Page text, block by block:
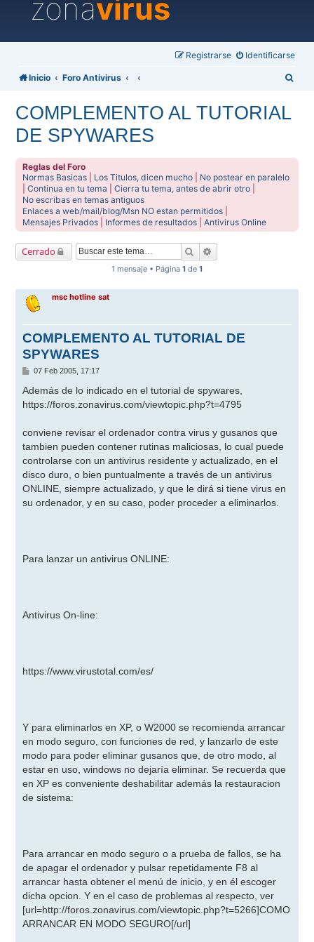
zonavirus
Identificarse
Registrarse
Inicio Foro Antivirus
COMPLEMENTO AL TUTORIAL
DE SPYWARES
Reglas del Foro
Normas Basicas
Los Titulos, dicen mucho
No postear en paralelo
|Continua en tu tema |Cierra tu tema, antes de abrir otro
No escribas en temas antiguos
Enlaces a web/mail/blog/Msn NO estan permitidos
Mensajes Privados
Informes de resultados |Antivirus Online
Cerrado Buscar
1 mensaje • Página 1 de 1
msc hotline sat
COMPLEMENTO AL TUTORIAL DE
SPYWARES
M
n
a
07 Feb 2005, 17:17
Además de lo indicado en el tutorial de spywares,
https://foros.zonavirus.com/viewtopic.php?t=4795
conviene revisar el ordenador contra virus y gusanos que
tambien pueden contener rutinas maliciosas, lo cual puede
controlarse con un antivirus residente y actualizado, en el
disco duro, o bien puntualmente a través de un antivirus
ONLINE, siempre actualizado, y que le dirá si tiene virus en
su ordenador, y en su caso, poder proceder a eliminarlos.
Para lanzar un antivirus ONLINE:
Antivirus On-line:
https://www.virustotal.com/es/
Y para eliminarlos en XP, o W2000 se recomienda arrancar
en modo seguro, con funciones de red, y lanzarlo de este
modo para poder eliminar gusanos que, de otro modo, al
estar en uso, windows no dejaría eliminar. Se recuerda que
en XP es conveniente deshabilitar además la restauracion
de sistema:
Para arrancar en modo seguro o a prueba de fallos, se ha
de apagar el ordenador y pulsar repetidamente F8 al
arrancar hasta obtener el menú de inicio, y en él escoger
dicha opcion. Y en el caso de problemas al respecto, ver
[url=http://foros.zonavirus.com/viewtopic.php?t=5266]COMO
ARRANCAR EN MODO SEGURO[/url]